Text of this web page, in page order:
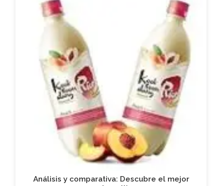
Análisis y comparativa: Descubre el mejor